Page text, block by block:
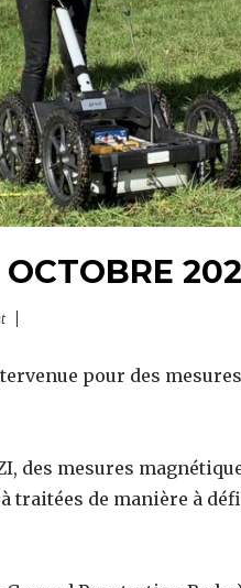
OCTOBRE
pour des
des mesures
traitées de manière à